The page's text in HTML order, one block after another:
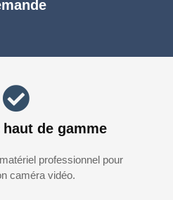
de gamme
professionnel pour
caméra vidéo.